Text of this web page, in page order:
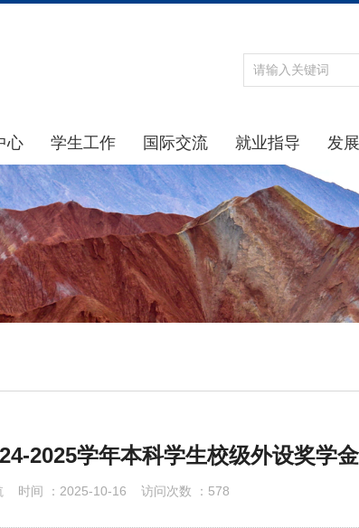
心
简介
动态
制度
仪器设备
设备管理
学生工作
通知公告
风采展示
团学建设
奖助贷补
学生组织
国际交流
办事指南
通知公告
规章制度
动态
交流项目
就业指导
重点引导
通知公告
生涯规划
招聘信息
下载专区
发
最新
校
校
校
校
2025学年本科学生校级外设奖学
时间 ： 2025-10-16 访问次数 ： 578